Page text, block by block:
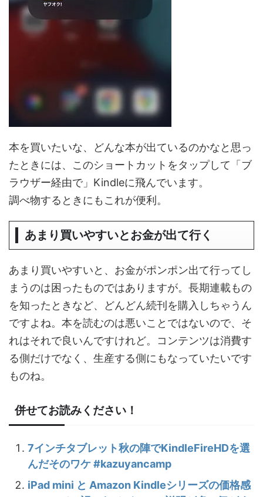
本を買いたいな、どんな本が出ているのかなと思っ
たときには、このショートカットをタップして「ブ
ラウザー経由で」Kindleに飛んでいます。
調べ物するときにもこれが便利。
あまり買いやすいとお金が出て行く
あまり買いやすいと、お金がポンポン出て行ってし
まうのは困ったものではありますが。長期連載もの
を知ったときなど、どんどん続刊を購入しちゃうん
ですよね。本を読むのは悪いことではないので、そ
れはそれで良いんですけれど。コンテンツは消費す
る側だけでなく、生産する側にもなっていたいです
ものね。
併せてお読みください！
7インチタブレット秋の陣でKindleFireHDを選
んだそのワケ #kazuyancamp
iPad mini と Amazon Kindleシリーズの価格感